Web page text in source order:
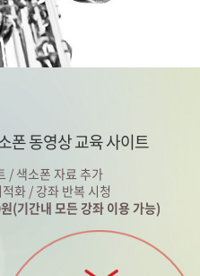
폰 동영상 교육 사이트
/ 색소폰 자료 추가
화 / 강좌 반복 시청
(기간내 모든 강좌 이용 가능)